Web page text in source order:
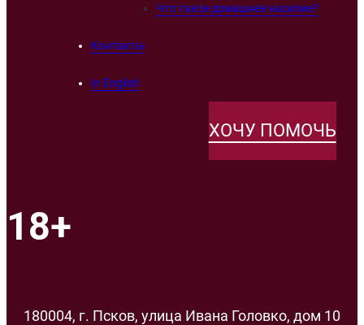
Что такое домашнее насилие?
Контакты
In English
ХОЧУ ПОМОЧЬ
18+
180004, г. Псков, улица Ивана Головко, дом 10